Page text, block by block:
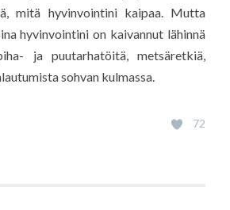
mitä hyvinvointini kaipaa. Mutta
hyvinvointini on kaivannut lähinnä
ja puutarhatöitä, metsäretkiä,
sohvan kulmassa.
72